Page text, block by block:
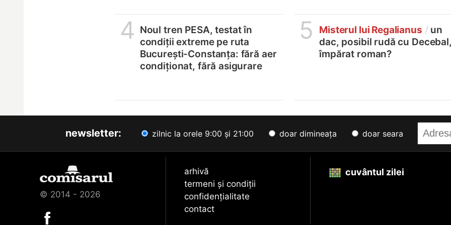
4 Noul tren PESA, testat în
condiții extreme pe ruta
București-Constanța: fără aer
condiționat, fără asigurare
5 Misterul lui Regalianus / un
dac, posibil rudă cu
împărat roman?
newsletter: zilnic la orele 9:00 și 21:00 doar dimineața doar seara
© 2014 - 2026
arhivă
termeni și condiții
confidențialitate
contact
cuvântul zilei